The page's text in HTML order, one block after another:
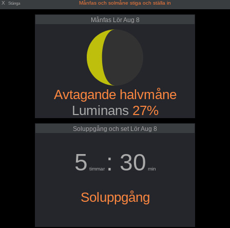
X Stänga Månfas och solmåne stiga och ställa in
Månfas Lör Aug 8
Avtagande halvmåne
Luminans 27%
Soluppgång och set Lör Aug 8
5 timmar : 30 min
Soluppgång